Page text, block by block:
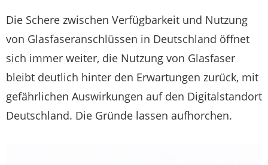
Die Schere zwischen Verfügbarkeit und Nutzung
von Glasfaseranschlüssen in Deutschland öffnet
sich immer weiter, die Nutzung von Glasfaser
bleibt deutlich hinter den Erwartungen zurück, mit
gefährlichen Auswirkungen auf den Digitalstandort
Deutschland. Die Gründe lassen aufhorchen.